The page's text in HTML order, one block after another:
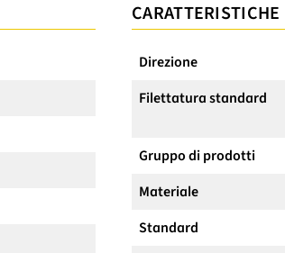
CARATTERISTICHE
Direzione
Filettatura standard
Gruppo di prodotti
Materiale
Standard